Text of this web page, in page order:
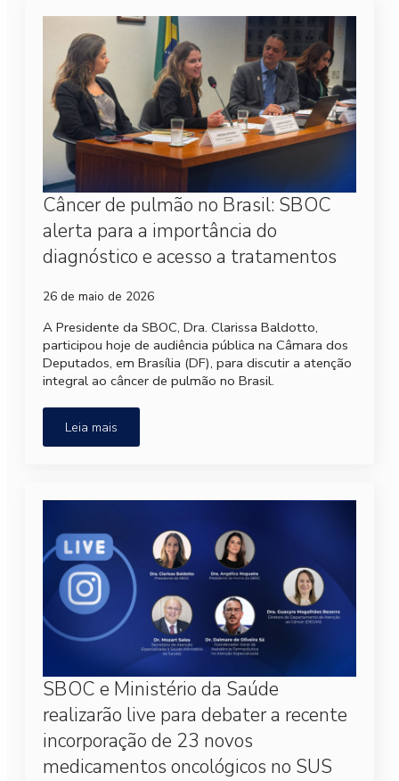
Câncer de pulmão no Brasil: SBOC
alerta para a importância do
diagnóstico e acesso a tratamentos
26 de maio de 2026
A Presidente da SBOC, Dra. Clarissa Baldotto,
participou hoje de audiência pública na Câmara dos
Deputados, em Brasília (DF), para discutir a atenção
integral ao câncer de pulmão no Brasil.
Leia mais
SBOC e Ministério da Saúde
realizarão live para debater a recente
incorporação de 23 novos
medicamentos oncológicos no SUS